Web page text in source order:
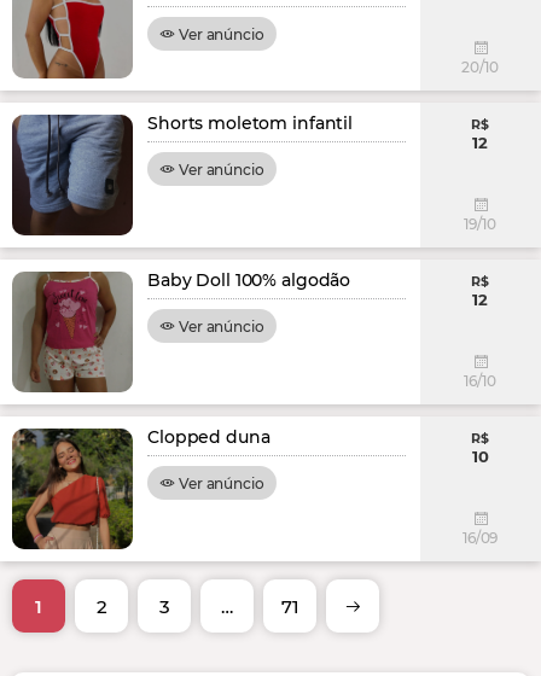
Ver anúncio
20/10
Shorts moletom infantil
Ver anúncio
R$
12
19/10
Baby Doll 100% algodão
Ver anúncio
R$
12
16/10
Clopped duna
Ver anúncio
R$
10
16/09
1 2 3 … 71